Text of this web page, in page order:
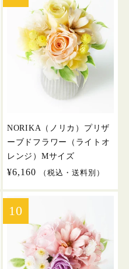
NORIKA（ノリカ）プリザ
ーブドフラワー（ライトオ
レンジ）Mサイズ
通
価
格
¥6,160 （税込・送料別）